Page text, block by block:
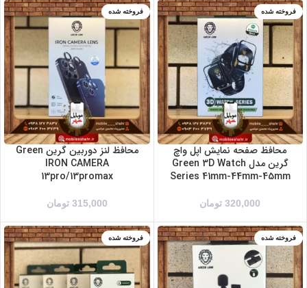
فروخته شده
محافظ صفحه نمایش اپل واچ
گرین مدل Green 3D Watch
Series 41mm-44mm-45mm
320,000 تومان
فروخته شده
سبز
طلایی
مشکی
نقره ای
محافظ لنز دوربین گرین Green
IRON CAMERA
13pro/13promax
315,000 تومان
فروخته شده
فروخته شده
زرد
صورتی